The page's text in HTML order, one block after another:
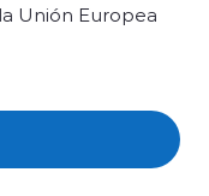
Unión Europea